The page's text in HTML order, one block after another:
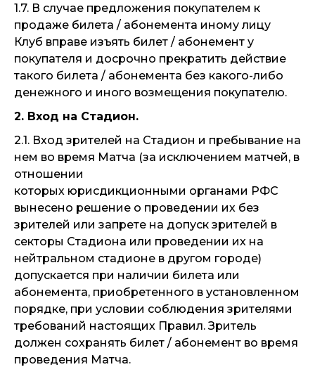
1.7. В случае предложения покупателем к
продаже билета / абонемента иному лицу
Клуб вправе изъять билет / абонемент у
покупателя и досрочно прекратить действие
такого билета / абонемента без какого-либо
денежного и иного возмещения покупателю.
2. Вход на Стадион.
2.1. Вход зрителей на Стадион и пребывание на
нем во время Матча (за исключением матчей, в
отношении
которых юрисдикционными органами РФС
вынесено решение о проведении их без
зрителей или запрете на допуск зрителей в
секторы Стадиона или проведении их на
нейтральном стадионе в другом городе)
допускается при наличии билета или
абонемента, приобретенного в установленном
порядке, при условии соблюдения зрителями
требований настоящих Правил. Зритель
должен сохранять билет / абонемент во время
проведения Матча.